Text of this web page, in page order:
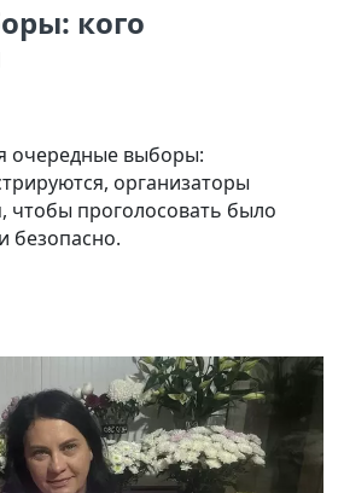
кого
очередные выборы:
организаторы
чтобы проголосовать было
безопасно.